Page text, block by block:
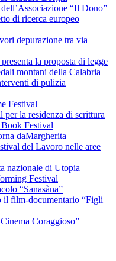
“Il Dono”
di ricerca europeo
depurazione tra via
la proposta di legge
montani della Calabria
di pulizia
Festival
la residenza di scrittura
Festival
daMargherita
del Lavoro nelle aree
nazionale di Utopia
Festival
“Sanasàna”
film-documentario “Figli
Coraggioso”